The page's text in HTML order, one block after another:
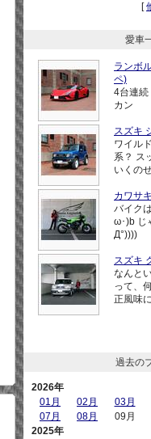
[
愛車
ランボ
ペ)
4台連続
カン
スズキ
ワイル
系？ ス
いくのぜ
カワサ
バイク
ω･)b じ
Д°))))
スズキ
なんと
って、
正風味
過去の
2026年
01月
02月 03月
07月
08月 09月
2025年